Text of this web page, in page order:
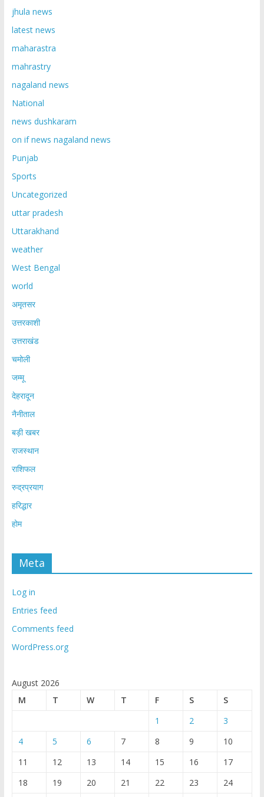
jhula news
latest news
maharastra
mahrastry
nagaland news
National
news dushkaram
on if news nagaland news
Punjab
Sports
Uncategorized
uttar pradesh
Uttarakhand
weather
West Bengal
world
अमृतसर
उत्तरकाशी
उत्तराखंड
चमोली
जम्मू
देहरादून
नैनीताल
बड़ी खबर
राजस्थान
राशिफल
रुद्रप्रयाग
हरिद्धार
होम
Meta
Log in
Entries feed
Comments feed
WordPress.org
August 2026
M
T W T F S
S
1
2
3
4
5 6 7 8 9
10
11
12 13 14 15 16
17
18
19 20 21 22 23 24